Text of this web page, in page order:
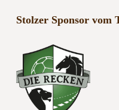
Stolzer Sponsor vom